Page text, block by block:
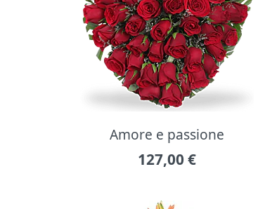
Amore e passione
127,00 €